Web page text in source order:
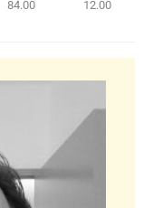
84.00 12.00